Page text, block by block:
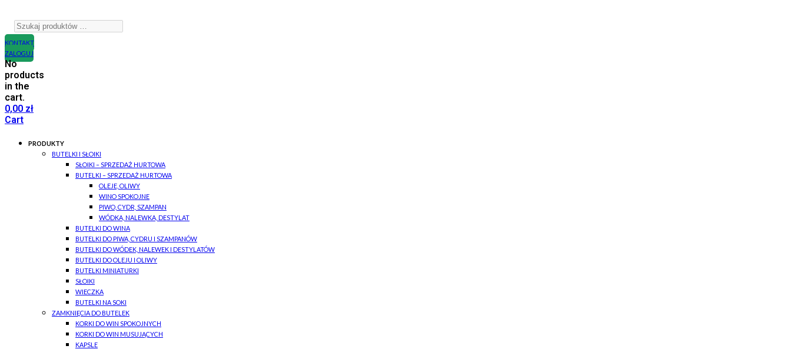
KONTAKT
ZALOGUJ
No
products
in the
cart.
0,00 zł
Cart
PRODUKTY
BUTELKI I SŁOIKI
SŁOIKI – SPRZEDAŻ HURTOWA
BUTELKI – SPRZEDAŻ HURTOWA
OLEJE, OLIWY
WINO SPOKOJNE
PIWO, CYDR, SZAMPAN
WÓDKA, NALEWKA, DESTYLAT
BUTELKI DO WINA
BUTELKI DO PIWA, CYDRU I SZAMPANÓW
BUTELKI DO WÓDEK, NALEWEK I DESTYLATÓW
BUTELKI DO OLEJU I OLIWY
BUTELKI MINIATURKI
SŁOIKI
WIECZKA
BUTELKI NA SOKI
ZAMKNIĘCIA DO BUTELEK
KORKI DO WIN SPOKOJNYCH
KORKI DO WIN MUSUJĄCYCH
KAPSLE